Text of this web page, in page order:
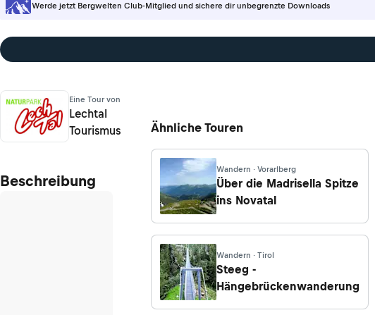
Werde jetzt Bergwelten Club-Mitglied und sichere dir unbegrenzte Downloads
Eine Tour von
Lechtal
Tourismus
Beschreibung
Ähnliche Touren
Wandern · Vorarlberg
Über die Madrisella Spitze
ins Novatal
Wandern · Tirol
Steeg -
Hängebrückenwanderung